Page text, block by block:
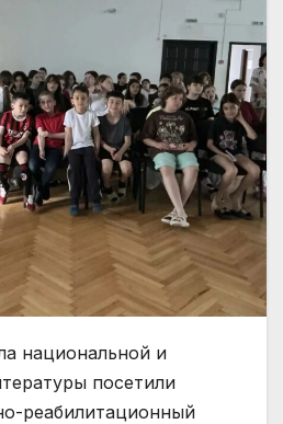
национальной и
посетили
реабилитационный